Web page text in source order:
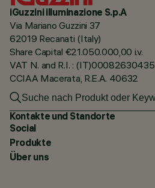
iGuzzini illuminazione S.p.A
Via Mariano Guzzini 37
62019 Recanati (Italy)
Share Capital €21.050.000,00 i.v.
VAT N. and R.I. : (IT)00082630435
CCIAA Macerata, R.E.A. 40632
Kontakte und Standorte
Social
Produkte
Über uns